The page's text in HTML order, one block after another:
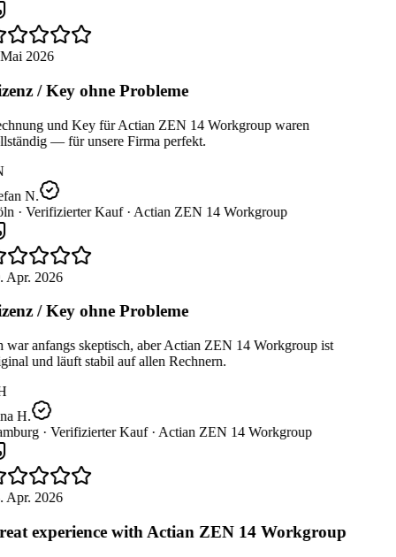
2026
/ Key ohne Probleme
und Key für Actian ZEN 14 Workgroup waren
— für unsere Firma perfekt.
N.
· Verifizierter Kauf · Actian ZEN 14 Workgroup
Apr. 2026
/ Key ohne Probleme
war anfangs skeptisch, aber Actian ZEN 14 Workgroup ist
und läuft stabil auf allen Rechnern.
H.
· Verifizierter Kauf · Actian ZEN 14 Workgroup
Apr. 2026
experience with Actian ZEN 14 Workgroup